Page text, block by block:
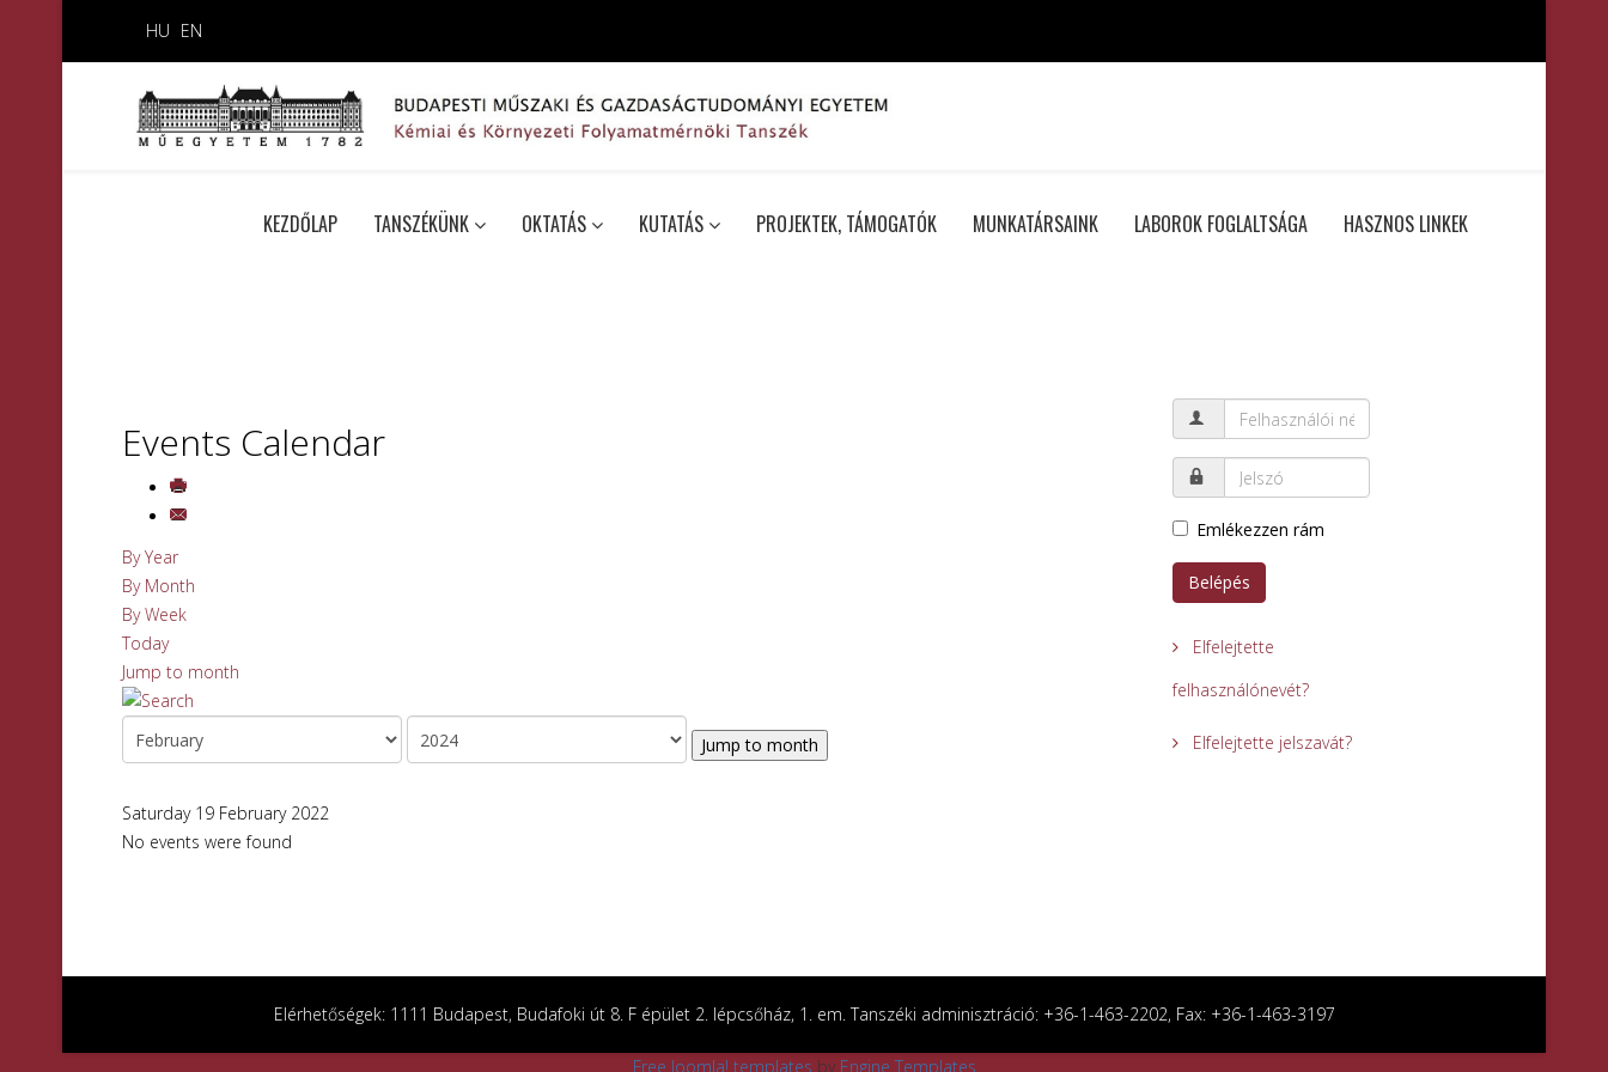
HU EN
KEZDŐLAP TANSZÉKÜNK OKTATÁS KUTATÁS PROJEKTEK, TÁMOGATÓK MUNKATÁRSAINK LABOROK FOGLALTSÁGA HASZNOS LINKEK
Events Calendar
By Year
By Month
By Week
Today
Jump to month
Jump to month
Saturday 19 February 2022
No events were found
Emlékezzen rám
Belépés
Elfelejtette
felhasználónevét?
Elfelejtette jelszavát?
Elérhetőségek: 1111 Budapest, Budafoki út 8. F épület 2. lépcsőház, 1. em. Tanszéki adminisztráció: +36-1-463-2202, Fax: +36-1-463-3197
Free Joomla! templates by Engine Templates